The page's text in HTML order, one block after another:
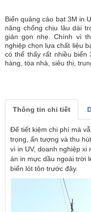
Biển quảng cáo bạt 3M in
năng chống chịu lâu dài
giản gọn nhẹ. Chính vì
nghiệp chọn lựa chất liệu
có thể thấy rất nhiều biển
hàng, tòa nhà, siêu thị,
Thông tin chi tiết
Để tiết kiệm chi phí mà
trọng, ấn tượng và thu
vì in UV, doanh nghiệp
án in mực dầu ngoài trời
biển lót tôn trước đây.